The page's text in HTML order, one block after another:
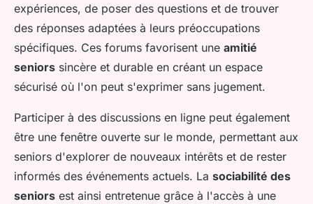
expériences, de poser des questions et de trouver
des réponses adaptées à leurs préoccupations
spécifiques. Ces forums favorisent une amitié
seniors sincère et durable en créant un espace
sécurisé où l'on peut s'exprimer sans jugement.
Participer à des discussions en ligne peut également
être une fenêtre ouverte sur le monde, permettant aux
seniors d'explorer de nouveaux intérêts et de rester
informés des événements actuels. La sociabilité des
seniors est ainsi entretenue grâce à l'accès à une